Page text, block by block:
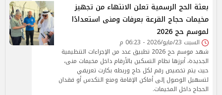
بعثة الحج الرسمية تعلن الانتهاء من تجهيز
مخيمات حجاج القرعة بعرفات ومنى استعدادًا
لموسم حج 2026
السبت 23/مايو/2026 - 06:23 م
شهد موسم حج 2026 تطبيق عدد من الإجراءات التنظيمية
الجديدة، أبرزها نظام التسكين بالأرقام داخل مخيمات منى،
حيث يتم تخصيص رقم لكل حاج وربطه بكارت تعريفي
لتسهيل الوصول إلى أماكن الإقامة ومنع التكدس أو فقدان
الحجاج داخل المخيمات.